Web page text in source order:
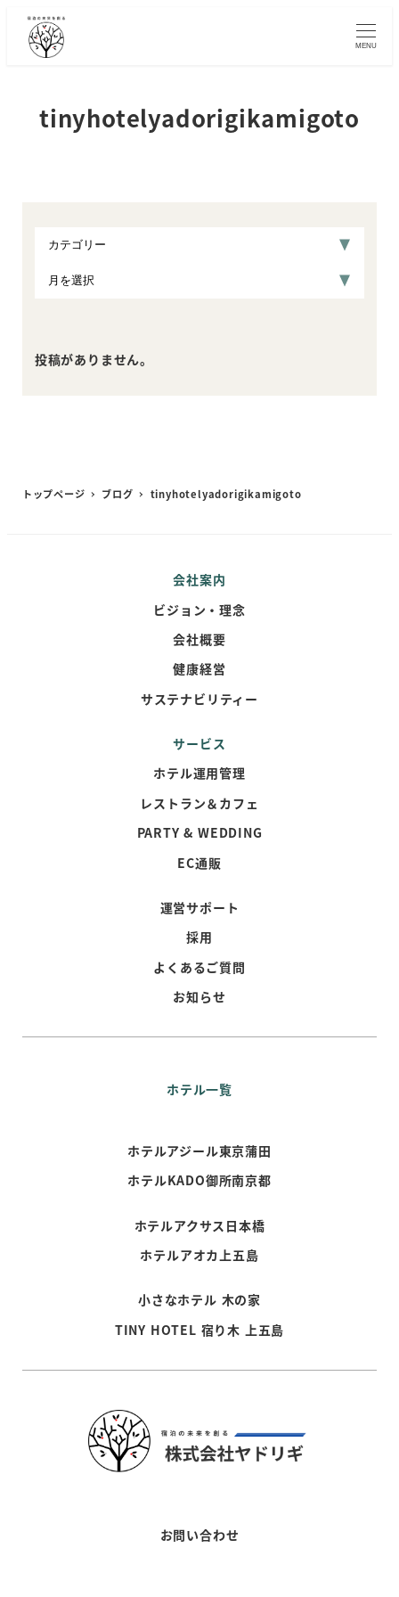
MENU
tinyhotelyadorigikamigoto
投稿がありません。
トップページ ブログ tinyhotelyadorigikamigoto
会社案内
ビジョン・理念
会社概要
健康経営
サステナビリティー
サービス
ホテル運用管理
レストラン＆カフェ
PARTY & WEDDING
EC通販
運営サポート
採用
よくあるご質問
お知らせ
ホテル一覧
ホテルアジール東京蒲田
ホテルKADO御所南京都
ホテルアクサス日本橋
ホテルアオカ上五島
小さなホテル 木の家
TINY HOTEL 宿り木 上五島
お問い合わせ